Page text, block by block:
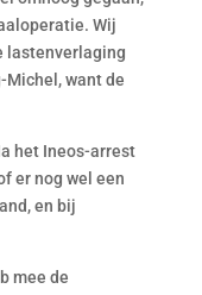
Wij
lastenverlaging
Michel, want de
het Ineos-arrest
er nog wel een
en bij
mee de